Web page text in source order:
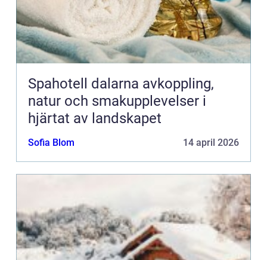
Spahotell dalarna avkoppling,
natur och smakupplevelser i
hjärtat av landskapet
Sofia Blom 14 april 2026